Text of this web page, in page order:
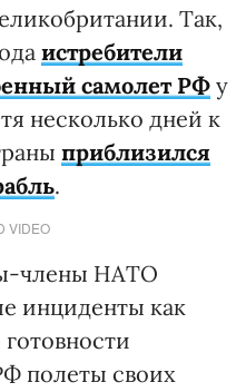
Так,
истребители
самолет РФу
несколько дней к
приблизился
.
VIDEO
члены НАТО
инциденты как
полеты своих